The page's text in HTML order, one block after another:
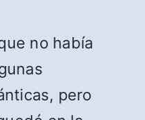
no había
pero